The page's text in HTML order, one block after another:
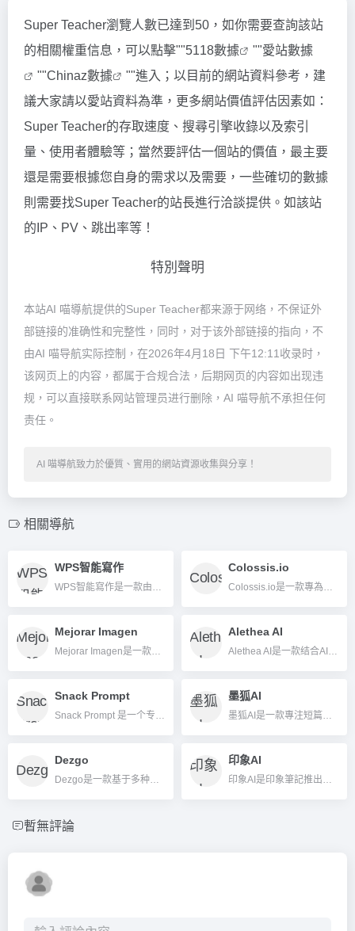
Super Teacher瀏覽人數已達到50，如你需要查詢該站
的相關權重信息，可以點擊""5118數據 ""愛站數據
""Chinaz數據
""進入；以目前的網站資料參考，建
議大家請以愛站資料為準，更多網站價值評估因素如：
Super Teacher的存取速度、搜尋引擎收錄以及索引
量、使用者體驗等；當然要評估一個站的價值，最主要
還是需要根據您自身的需求以及需要，一些確切的數據
則需要找Super Teacher的站長進行洽談提供。如該站
的IP、PV、跳出率等！
特別聲明
本站AI 喵導航提供的Super Teacher都来源于网络，不保证外
部链接的准确性和完整性，同时，对于该外部链接的指向，不
由AI 喵导航实际控制，在2026年4月18日 下午12:11收录时，
该网页上的内容，都属于合规合法，后期网页的内容如出现违
规，可以直接联系网站管理员进行删除，AI 喵导航不承担任何
责任。
AI 喵導航致力於優質、實用的網站資源收集與分享！
相關導航
WPS智能寫作
WPS智能寫作是一款由金山辦公室推出的基於大語言模式的AI寫作工具，旨在提升內容創作效率，並協助個人到企業的多元辦公室需求。
Colossis.io
Colossis.io是一款專為房地產產業打造的AI虛擬居家工具，可一鍵產生8K高解析度虛擬裝潢效果圖，提升房源視覺吸引力。
Mejorar Imagen
Mejorar Imagen是一款基於AI的圖片無損放大與修復平台，支援多倍放大、降噪、批次處理，多格式相容，協助高效提升圖片品質。
Alethea AI
Alethea AI是一款结合AI与区块链，赋予NFT智能对话与成长能力的开创性AI智能NFT平台。
Snack Prompt
Snack Prompt 是一个专为提示词创作者与AI用户打造的开放式AI Prompt社区与工具库，支持自定义、分享、投票及一键集成主流大语言模型。
墨狐AI
墨狐AI是一款專注短篇小說、同人文和劇本智能寫作的平台，為中文創作者提供大綱生成、劇情梳理等一站式寫作輔助。
Dezgo
Dezgo是一款基于多种主流AI模型的文本到图像生成平台，用户可轻松输入描述生成高质量原创图片，适用于创意、设计等多领域。
印象AI
印象AI是印象筆記推出的智慧辦公室與內容管理AI助手，專注於寫作、整理、翻譯和團隊協作等多場景。
暫無評論